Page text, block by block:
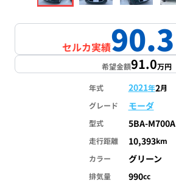
セルカ実績90.3
希望金額91.0万円
年式 2021年2月
グレード
モーダ
型式 5BA-M700A
走行距離 10,393km
カラー
グリーン
排気量 990cc